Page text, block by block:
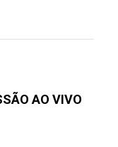
AO VIVO